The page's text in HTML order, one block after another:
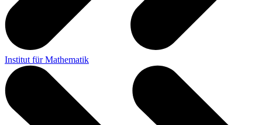
Institut für Mathematik